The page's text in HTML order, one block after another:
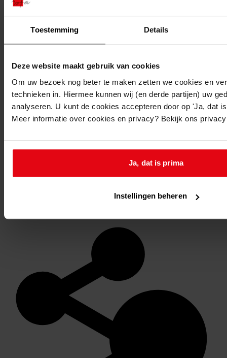
Toestemming Details
Deze website maakt gebruik van cookies
Om uw bezoek nog beter te maken zetten we cookies en
technieken in. Hiermee kunnen wij (en derde partijen) uw
analyseren. U kunt de cookies accepteren door op 'Ja, dat
Meer informatie over cookies en privacy? Bekijk ons
Ja, dat is prima
Instellingen beheren
Mijn Studiezaal